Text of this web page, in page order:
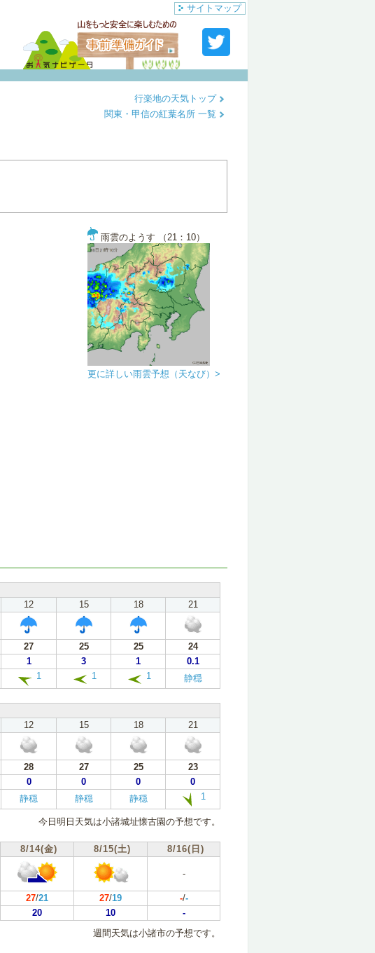
サイトマップ
行楽地の天気トップ
関東・甲信の紅葉名所 一覧
雨雲のようす （21：10）
更に詳しい雨雲予想（天なび）>
12 15 18
21
27 25 25
24
1 3 1
0.1
1 1 1 静穏
12 15 18
21
28 27 25
23
0 0 0
0
静穏 静穏 静穏 1
今日明日天気は小諸城址懐古園の予想です。
8/14(金) 8/15(土) 8/16(日)
-
27/21 27/19 -/-
20 10
-
週間天気は小諸市の予想です。